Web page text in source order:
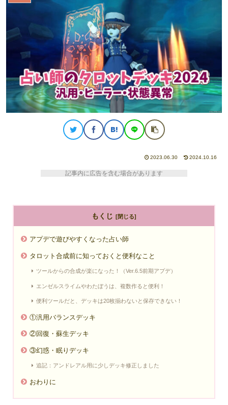
2023.06.30 2024.10.16
記事内に広告を含む場合があります
もくじ
アプデで遊びやすくなった占い師
タロット合成前に知っておくと便利なこと
ツールからの合成が楽になった！（Ver.6.5前期アプデ）
エンゼルスライムやわたぼうは、複数作ると便利！
便利ツールだと、デッキは20枚揃わないと保存できない！
①汎用バランスデッキ
②回復・蘇生デッキ
③幻惑・眠りデッキ
追記：アンドレアル用に少しデッキ修正しました
おわりに